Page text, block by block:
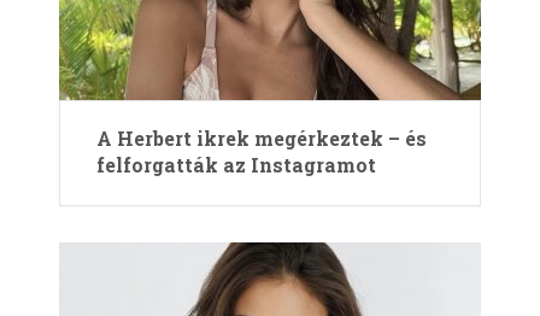
A Herbert ikrek megérkeztek – és
felforgatták az Instagramot